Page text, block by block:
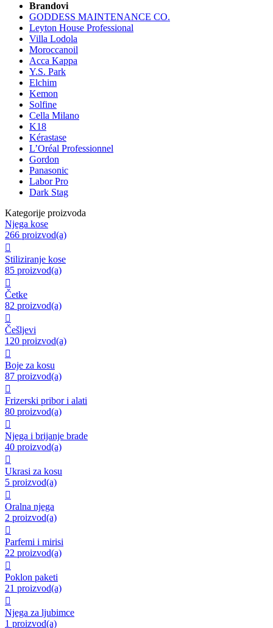
Brandovi
GODDESS MAINTENANCE CO.
Leyton House Professional
Villa Lodola
Moroccanoil
Acca Kappa
Y.S. Park
Elchim
Kemon
Solfine
Cella Milano
K18
Kérastase
L’Oréal Professionnel
Gordon
Panasonic
Labor Pro
Dark Stag
Kategorije proizvoda
Njega kose
266 proizvod(a)

Stiliziranje kose
85 proizvod(a)

Četke
82 proizvod(a)

Češljevi
120 proizvod(a)

Boje za kosu
87 proizvod(a)

Frizerski pribor i alati
80 proizvod(a)

Njega i brijanje brade
40 proizvod(a)

Ukrasi za kosu
5 proizvod(a)

Oralna njega
2 proizvod(a)

Parfemi i mirisi
22 proizvod(a)

Poklon paketi
21 proizvod(a)

Njega za ljubimce
1 proizvod(a)